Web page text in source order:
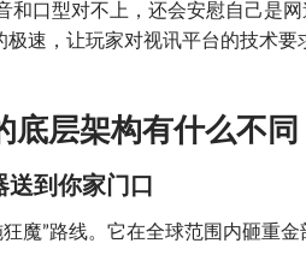
和口型对不上，还会安慰自己是
速，让玩家对视讯平台的技术要
底层架构有什么不同
到你家门口
魔”路线。它在全球范围内砸重